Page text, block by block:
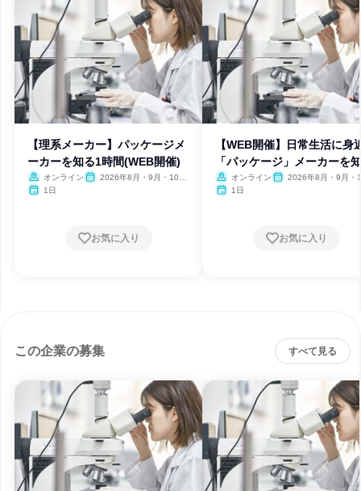
【理系メーカー】パッケージメ
ーカーを知る1時間(WEB開催)
オンライン
2026年8月・9月・10
1日
お気に入り
【WEB開催】日常生活に身
「パッケージ」メーカーを
オンライン
2026年8月・9月・
1日
お気に入り
この企業の募集 すべて見る